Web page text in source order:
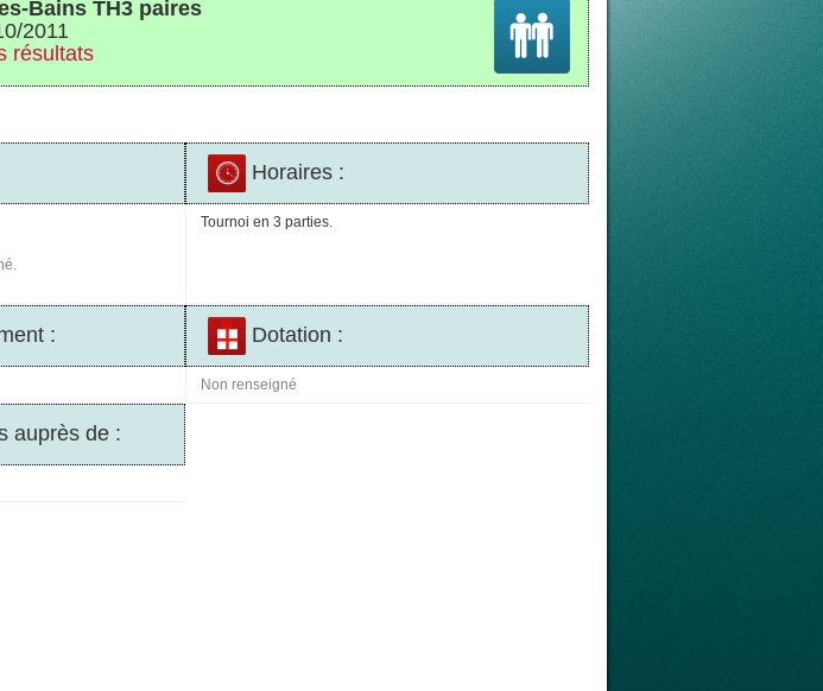
Bains TH3 paires
2011
résultats
Horaires :
Tournoi en 3 parties.
: Dotation :
Non renseigné
auprès de :